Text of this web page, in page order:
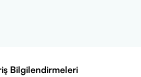
form takviye
Bilgilendirmeleri